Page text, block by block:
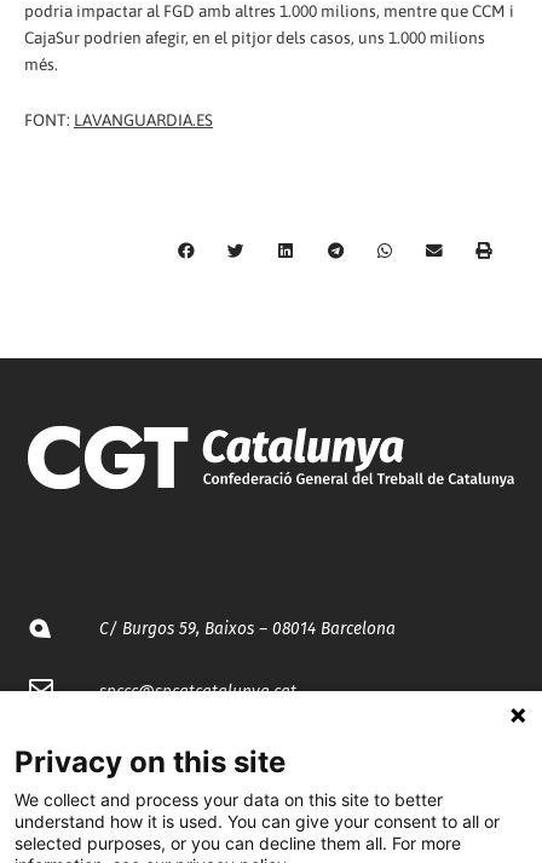
podria impactar al FGD amb altres 1.000 milions, mentre que CCM i
CajaSur podrien afegir, en el pitjor dels casos, uns 1.000 milions
més.
FONT: LAVANGUARDIA.ES
C/ Burgos 59, Baixos – 08014 Barcelona
spccc@spcgtcatalunya.cat
@CGTCatalunya
Privacy on this site
We collect and process your data on this site to better
understand how it is used. You can give your consent to all or
selected purposes, or you can decline them all. For more